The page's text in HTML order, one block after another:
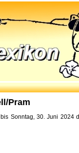
Pram
Sonntag, 30. Juni 2024